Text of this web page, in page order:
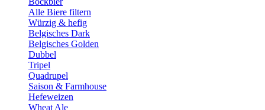
Alle Biere filtern
Würzig & hefig
Belgisches Dark
Belgisches Golden
Dubbel
Tripel
Quadrupel
Saison & Farmhouse
Hefeweizen
Wheat Ale